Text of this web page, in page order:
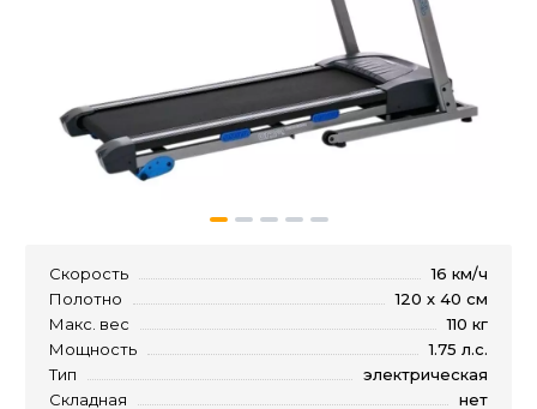
Скорость
16 км/ч
Полотно
120 х 40 см
Макс. вес
110 кг
Мощность
1.75 л.с.
Тип
электрическая
Складная
нет